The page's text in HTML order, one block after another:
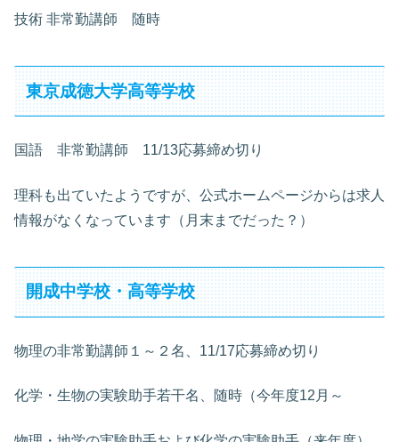
技術 非常勤講師 随時
東京成徳大学高等学校
国語 非常勤講師 11/13応募締め切り
理科も出ていたようですが、公式ホームページからは求人
情報がなくなっています（月末までだった？）
開成中学校・高等学校
物理の非常勤講師１～２名、11/17応募締め切り
化学・生物の実験助手若干名、随時（今年度12月～